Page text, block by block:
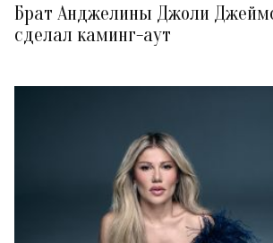
Брат Анджелины Джоли
сделал каминг-аут